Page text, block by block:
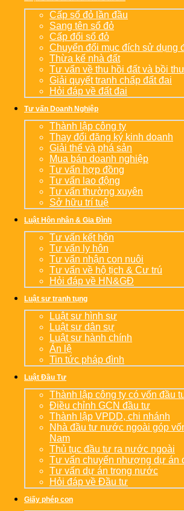
Cấp sổ đỏ lần đầu
Sang tên sổ đỏ
Cấp đổi sổ đỏ
Chuyển đổi mục đích sử dụng
Thừa kế nhà đất
Tư vấn về thu hồi đất và bồi
Giải quyết tranh chấp đất đai
Hỏi đáp về đất đai
Tư vấn Doanh Nghiệp
Thành lập công ty
Thay đổi đăng ký kinh doanh
Giải thể và phá sản
Mua bán doanh nghiệp
Tư vấn hợp đồng
Tư vấn lao động
Tư vấn thường xuyên
Sở hữu trí tuệ
Luật Hôn nhân & Gia Đình
Tư vấn kết hôn
Tư vấn ly hôn
Tư vấn nhận con nuôi
Tư vấn về hộ tịch & Cư trú
Hỏi đáp về HN&GĐ
Luật sư tranh tụng
Luật sư hình sự
Luật sư dân sự
Luật sư hành chính
Án lệ
Tin tức pháp đình
Luật Đầu Tư
Thành lập công ty có vốn đầu
Điều chỉnh GCN đầu tư
Thành lập VPDD, chi nhánh
Nhà đầu tư nước ngoài góp
Nam
Thủ tục đầu tư ra nước ngoài
Tư vấn chuyển nhượng dự án
Tư vấn dự án trong nước
Hỏi đáp về Đầu tư
Giấy phép con